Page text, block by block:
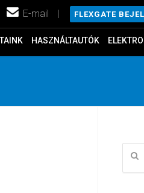
E-mail | FLEXGATE
HASZNÁLTAUTÓK